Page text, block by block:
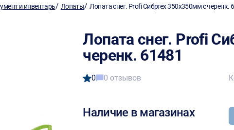
и инвентарь/ Лопаты/Лопата снег. Profi Сибртех 350х350мм с черенк.
Лопата снег. Profi
черенк. 61481
0 0 отзывов
Наличие в магазинах